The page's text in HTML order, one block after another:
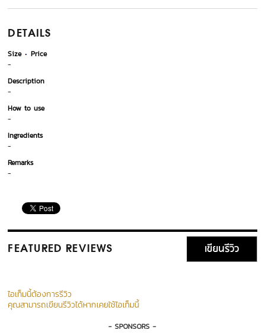
DETAILS
Size
Price
-
Description
-
How to use
-
Ingredients
-
Remarks
-
FEATURED REVIEWS เขียนรีวิว
ไอเท็มนี้ต้องการรีวิว
คุณสามารถเขียนรีวิวได้หากเคยใช้ไอเท็มนี้
- SPONSORS -